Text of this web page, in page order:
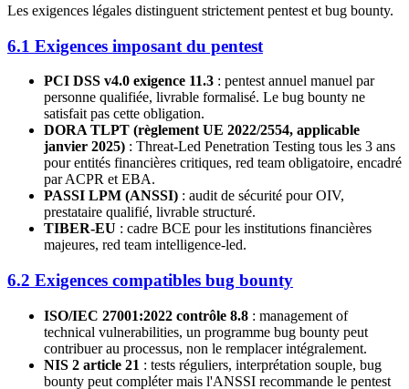
Les exigences légales distinguent strictement pentest et bug bounty.
6.1 Exigences imposant du pentest
PCI DSS v4.0 exigence 11.3 : pentest annuel manuel par
personne qualifiée, livrable formalisé. Le bug bounty ne
satisfait pas cette obligation.
DORA TLPT (règlement UE 2022/2554, applicable
janvier 2025) : Threat-Led Penetration Testing tous les 3 ans
pour entités financières critiques, red team obligatoire, encadré
par ACPR et EBA.
PASSI LPM (ANSSI) : audit de sécurité pour OIV,
prestataire qualifié, livrable structuré.
TIBER-EU : cadre BCE pour les institutions financières
majeures, red team intelligence-led.
6.2 Exigences compatibles bug bounty
ISO/IEC 27001:2022 contrôle 8.8 : management of
technical vulnerabilities, un programme bug bounty peut
contribuer au processus, non le remplacer intégralement.
NIS 2 article 21 : tests réguliers, interprétation souple, bug
bounty peut compléter mais l'ANSSI recommande le pentest